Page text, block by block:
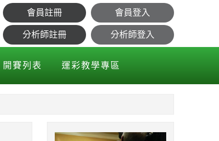
會員註冊 會員登入
分析師註冊 分析師登入
開賽列表 運彩教學專區